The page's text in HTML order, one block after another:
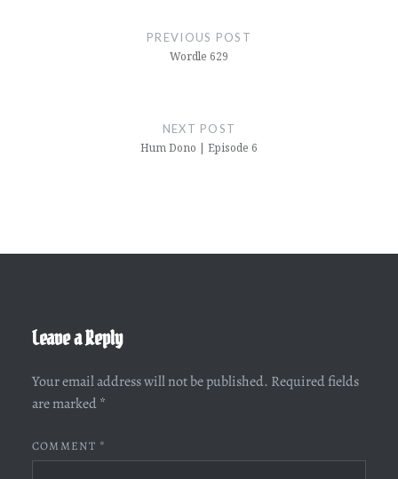
PREVIOUS POST
Wordle 629
NEXT POST
Hum Dono | Episode 6
Leave a Reply
Your email address will not be published. Required fields
are marked *
COMMENT *